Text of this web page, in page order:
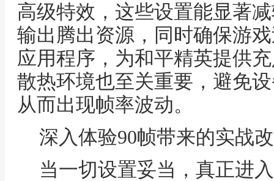
高级特效，这些设置能显著
输出腾出资源，同时确保游
应用程序，为和平精英提供
散热环境也至关重要，避免
从而出现帧率波动。
深入体验90帧带来的实战
当一切设置妥当，真正进